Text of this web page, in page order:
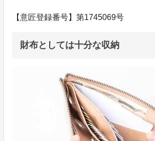
【意匠登録番号】第1745069号
財布としては十分な収納